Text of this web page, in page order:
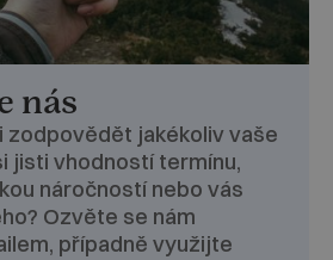
nás
zodpovědět jakékoliv vaše
jisti vhodností termínu,
náročností nebo vás
Ozvěte se nám
případně využijte